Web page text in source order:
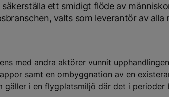
ett smidigt flöde av
valts som leverantör av alla
med andra aktörer vunnit
samt en ombyggnation av en
gäller i en flygplatsmiljö där det i